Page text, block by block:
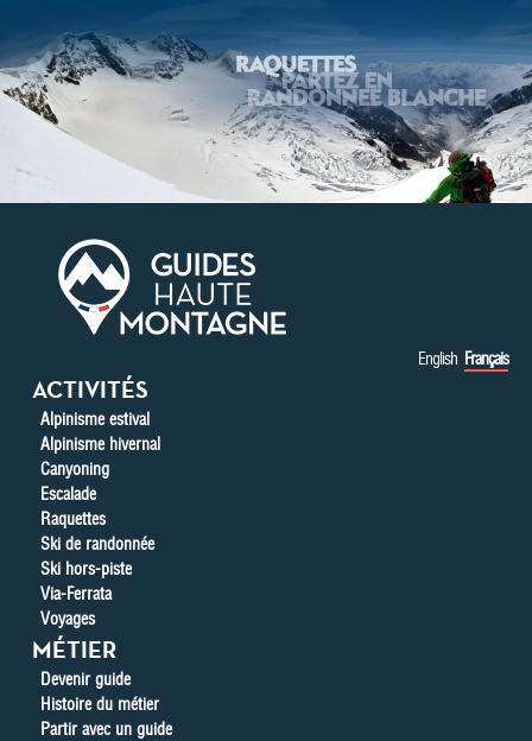
English Français
ACTIVITÉS
Alpinisme estival
Alpinisme hivernal
Canyoning
Escalade
Raquettes
Ski de randonnée
Ski hors-piste
Via-Ferrata
Voyages
MÉTIER
Devenir guide
Histoire du métier
Partir avec un guide